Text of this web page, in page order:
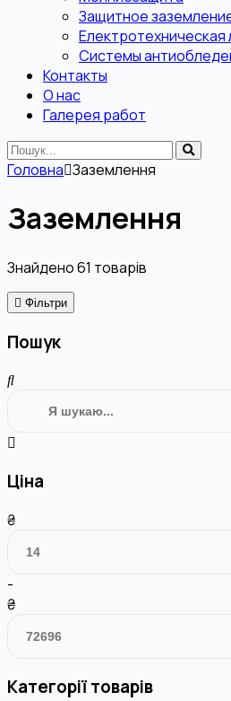
Защитное
Системы
Контакты
О нас
Галерея работ
Головна Заземлення
Заземлення
Знайдено61 товарів
Фільтри
Пошук
Ціна
₴
-
₴
Категорії товарів